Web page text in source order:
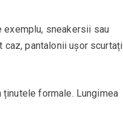
exemplu, sneakersii sau
pantalonii ușor scurtați
formale. Lungimea